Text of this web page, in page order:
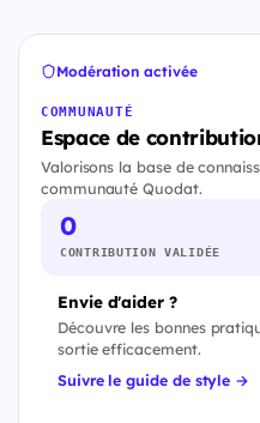
Modération activée
COMMUNAUTÉ
Espace de
Valorisons la base de
communauté Quodat.
0
CONTRIBUTION VALIDÉE
Envie d'aider ?
Découvre les bonnes
sortie efficacement.
Suivre le guide de style →